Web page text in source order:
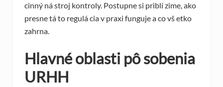
cinný ná stroj kontroly. Postupne si priblí zime, ako
presne tá to regulá cia v praxi funguje a co vš etko
zahrna.
Hlavné oblasti pô sobenia
URHH